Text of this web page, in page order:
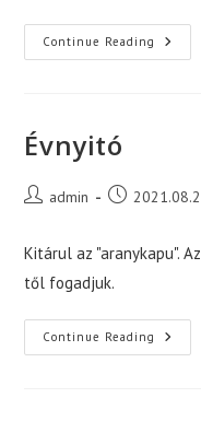
Continue Reading
A
Évnyitó
Postadmin
Post
Kitárul az "aranykapu".
től fogadjuk.
Continue Reading Évnyitó